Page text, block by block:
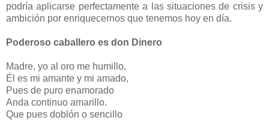
podría aplicarse perfectamente a las situaciones de crisis y
ambición por enriquecernos que tenemos hoy en día.
Poderoso caballero es don Dinero
Madre, yo al oro me humillo,
Él es mi amante y mi amado,
Pues de puro enamorado
Anda continuo amarillo.
Que pues doblón o sencillo